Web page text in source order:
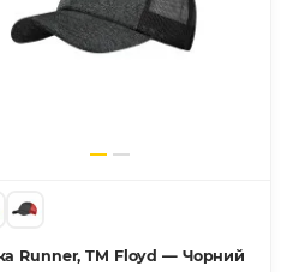
Runner, TM Floyd — Чорний